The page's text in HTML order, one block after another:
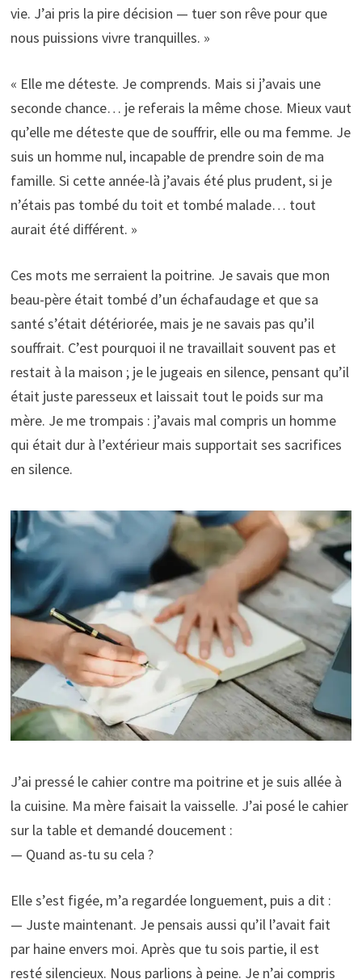
vie. J’ai pris la pire décision — tuer son rêve pour que
nous puissions vivre tranquilles. »
« Elle me déteste. Je comprends. Mais si j’avais une
seconde chance… je referais la même chose. Mieux vaut
qu’elle me déteste que de souffrir, elle ou ma femme. Je
suis un homme nul, incapable de prendre soin de ma
famille. Si cette année-là j’avais été plus prudent, si je
n’étais pas tombé du toit et tombé malade… tout
aurait été différent. »
Ces mots me serraient la poitrine. Je savais que mon
beau-père était tombé d’un échafaudage et que sa
santé s’était détériorée, mais je ne savais pas qu’il
souffrait. C’est pourquoi il ne travaillait souvent pas et
restait à la maison ; je le jugeais en silence, pensant qu’il
était juste paresseux et laissait tout le poids sur ma
mère. Je me trompais : j’avais mal compris un homme
qui était dur à l’extérieur mais supportait ses sacrifices
en silence.
J’ai pressé le cahier contre ma poitrine et je suis allée à
la cuisine. Ma mère faisait la vaisselle. J’ai posé le cahier
sur la table et demandé doucement :
— Quand as-tu su cela ?
Elle s’est figée, m’a regardée longuement, puis a dit :
— Juste maintenant. Je pensais aussi qu’il l’avait fait
par haine envers moi. Après que tu sois partie, il est
resté silencieux. Nous parlions à peine. Je n’ai compris